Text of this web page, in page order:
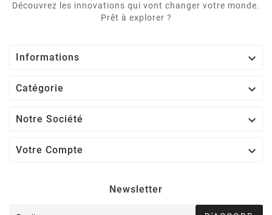
Découvrez les innovations qui vont changer votre monde.
Prêt à explorer ?
Informations 
Catégorie 
Notre Société 
Votre Compte 
Newsletter